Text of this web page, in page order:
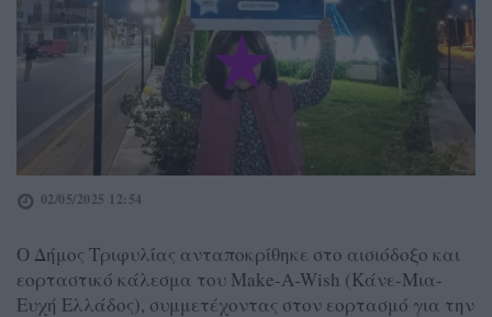
02/05/2025 12:54
Ο Δήμος Τριφυλίας ανταποκρίθηκε στο αισιόδοξο και
εορταστικό κάλεσμα του Make-A-Wish (Κάνε-Μια-
Ευχή Ελλάδος), συμμετέχοντας στον εορτασμό για την